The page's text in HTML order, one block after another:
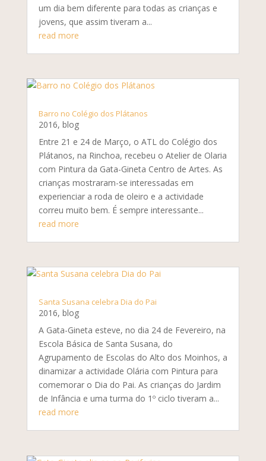
um dia bem diferente para todas as crianças e
jovens, que assim tiveram a...
read more
Barro no Colégio dos Plátanos
2016, blog
Entre 21 e 24 de Março, o ATL do Colégio dos
Plátanos, na Rinchoa, recebeu o Atelier de Olaria
com Pintura da Gata-Gineta Centro de Artes. As
crianças mostraram-se interessadas em
experienciar a roda de oleiro e a actividade
correu muito bem. É sempre interessante...
read more
Santa Susana celebra Dia do Pai
2016, blog
A Gata-Gineta esteve, no dia 24 de Fevereiro, na
Escola Básica de Santa Susana, do
Agrupamento de Escolas do Alto dos Moinhos, a
dinamizar a actividade Olária com Pintura para
comemorar o Dia do Pai. As crianças do Jardim
de Infância e uma turma do 1º ciclo tiveram a...
read more